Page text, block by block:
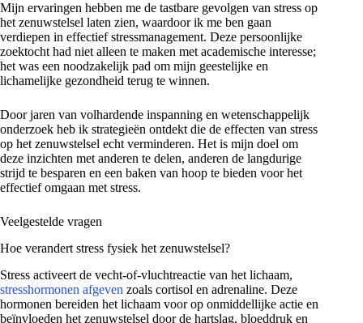
Mijn ervaringen hebben me de tastbare gevolgen van stress op
het zenuwstelsel laten zien, waardoor ik me ben gaan
verdiepen in effectief stressmanagement. Deze persoonlijke
zoektocht had niet alleen te maken met academische interesse;
het was een noodzakelijk pad om mijn geestelijke en
lichamelijke gezondheid terug te winnen.
Door jaren van volhardende inspanning en wetenschappelijk
onderzoek heb ik strategieën ontdekt die de effecten van stress
op het zenuwstelsel echt verminderen. Het is mijn doel om
deze inzichten met anderen te delen, anderen de langdurige
strijd te besparen en een baken van hoop te bieden voor het
effectief omgaan met stress.
Veelgestelde vragen
Hoe verandert stress fysiek het zenuwstelsel?
Stress activeert de vecht-of-vluchtreactie van het lichaam,
stresshormonen afgeven zoals cortisol en adrenaline. Deze
hormonen bereiden het lichaam voor op onmiddellijke actie en
beïnvloeden het zenuwstelsel door de hartslag, bloeddruk en